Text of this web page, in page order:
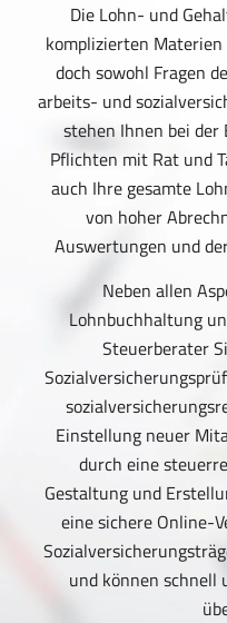
Die Lohn- und
komplizierten
doch sowohl Fragen
arbeits- und
stehen Ihnen bei
Pflichten mit Rat und
auch Ihre gesamte
von hoher
Auswertungen und
Neben allen
Lohnbuchhaltung
Steuerberater
Einstellung neuer
durch eine
Gestaltung und
eine sichere Online-
und können schnell